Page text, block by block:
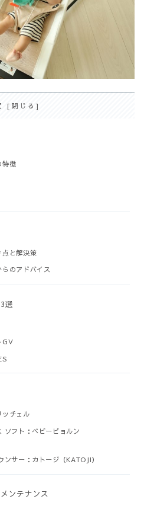
特徴
点と解決策
のアドバイス
選
GV
ッチェル
ソフト：ベビービョルン
サー：カトージ（KATOJI）
ンテナンス